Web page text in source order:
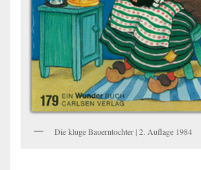
Die kluge Bauerntochter | 2. Auflage 1984